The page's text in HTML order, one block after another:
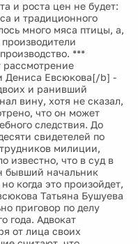
и роста цен не будет:
и традиционного
много мяса птицы, а,
***
рассмотрение
Дениса Евсюкова[/b] -
и ранивший
вину, хотя не сказал,
что он может
следствия. До
свидетелей по
милиции,
известно, что в суд в
бывший начальник
когда это произойдет,
Татьяна Бушуева
приговор по делу
года. Адвокат
от лица своих